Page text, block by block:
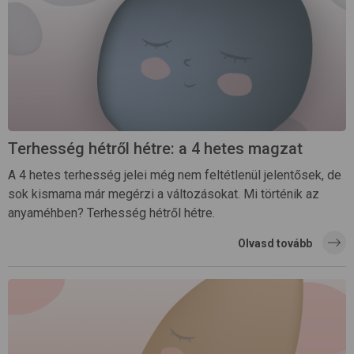
Terhesség hétről hétre: a 4 hetes magzat
A 4 hetes terhesség jelei még nem feltétlenül jelentősek, de
sok kismama már megérzi a változásokat. Mi történik az
anyaméhben? Terhesség hétről hétre.
Olvasd tovább